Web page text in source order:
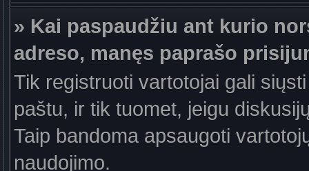
» Kai paspaudžiu ant kurio
adreso, manęs paprašo
Tik registruoti vartotojai gali
paštu, ir tik tuomet, jeigu
Taip bandoma apsaugoti
naudojimo.